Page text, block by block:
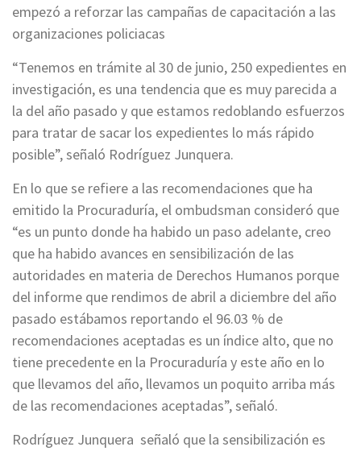
empezó a reforzar las campañas de capacitación a las
organizaciones policiacas
“Tenemos en trámite al 30 de junio, 250 expedientes en
investigación, es una tendencia que es muy parecida a
la del año pasado y que estamos redoblando esfuerzos
para tratar de sacar los expedientes lo más rápido
posible”, señaló Rodríguez Junquera.
En lo que se refiere a las recomendaciones que ha
emitido la Procuraduría, el ombudsman consideró que
“es un punto donde ha habido un paso adelante, creo
que ha habido avances en sensibilización de las
autoridades en materia de Derechos Humanos porque
del informe que rendimos de abril a diciembre del año
pasado estábamos reportando el 96.03 % de
recomendaciones aceptadas es un índice alto, que no
tiene precedente en la Procuraduría y este año en lo
que llevamos del año, llevamos un poquito arriba más
de las recomendaciones aceptadas”, señaló.
Rodríguez Junquera señaló que la sensibilización es